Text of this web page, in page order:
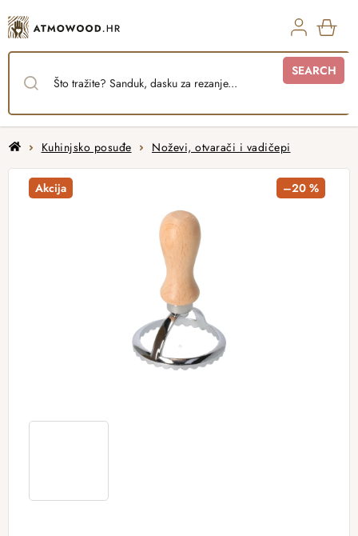
to
content
SEARCH
HomeKuhinjsko posuđe Noževi, otvarači i vadičepi
Akcija –20 %